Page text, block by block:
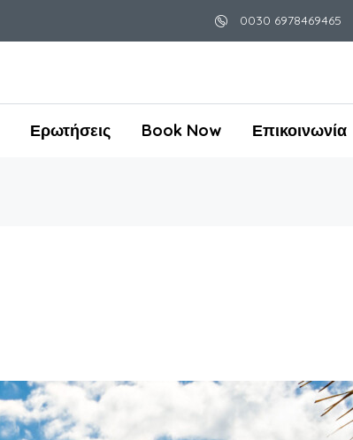
0030 6978469465
Ερωτήσεις Book Now Επικοινωνία